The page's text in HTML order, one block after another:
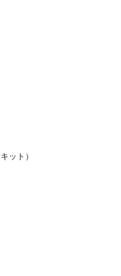
ット）